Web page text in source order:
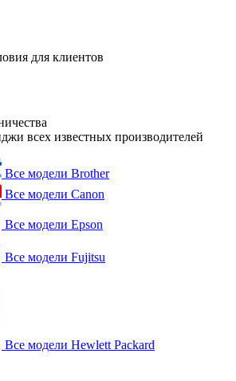
для клиентов
всех известных производителей
Все модели Brother
Все модели Canon
Все модели Epson
Все модели Fujitsu
Все модели Hewlett Packard